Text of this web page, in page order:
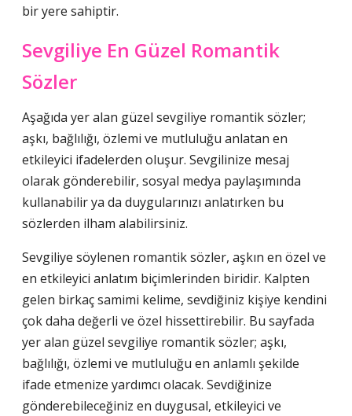
bir yere sahiptir.
Sevgiliye En Güzel Romantik
Sözler
Aşağıda yer alan güzel sevgiliye romantik sözler;
aşkı, bağlılığı, özlemi ve mutluluğu anlatan en
etkileyici ifadelerden oluşur. Sevgilinize mesaj
olarak gönderebilir, sosyal medya paylaşımında
kullanabilir ya da duygularınızı anlatırken bu
sözlerden ilham alabilirsiniz.
Sevgiliye söylenen romantik sözler, aşkın en özel ve
en etkileyici anlatım biçimlerinden biridir. Kalpten
gelen birkaç samimi kelime, sevdiğiniz kişiye kendini
çok daha değerli ve özel hissettirebilir. Bu sayfada
yer alan güzel sevgiliye romantik sözler; aşkı,
bağlılığı, özlemi ve mutluluğu en anlamlı şekilde
ifade etmenize yardımcı olacak. Sevdiğinize
gönderebileceğiniz en duygusal, etkileyici ve